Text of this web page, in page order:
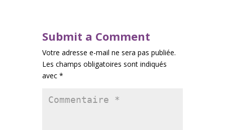
Submit a Comment
Votre adresse e-mail ne sera pas publiée.
Les champs obligatoires sont indiqués
avec *